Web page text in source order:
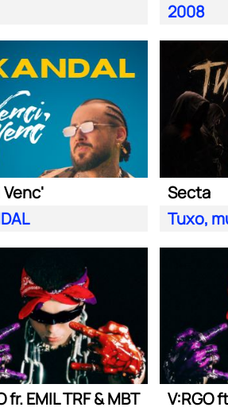
2008
Secta
Тихо,
fr. EMIL TRF & MBT
V:RGO